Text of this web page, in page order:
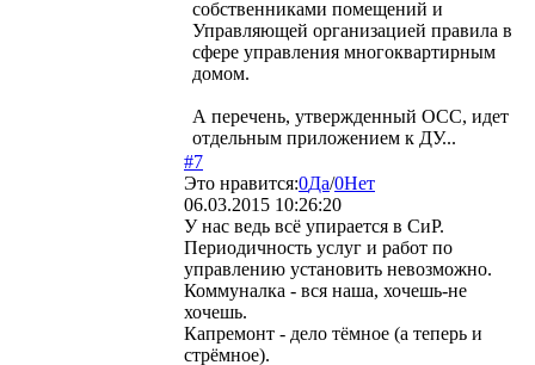
собственниками помещений и
Управляющей организацией правила в
сфере управления многоквартирным
домом.
А перечень, утвержденный ОСС, идет
отдельным приложением к ДУ...
#7
Это нравится:0Да/0Нет
06.03.2015 10:26:20
У нас ведь всё упирается в СиР.
Периодичность услуг и работ по
управлению установить невозможно.
Коммуналка - вся наша, хочешь-не
хочешь.
Капремонт - дело тёмное (а теперь и
стрёмное).